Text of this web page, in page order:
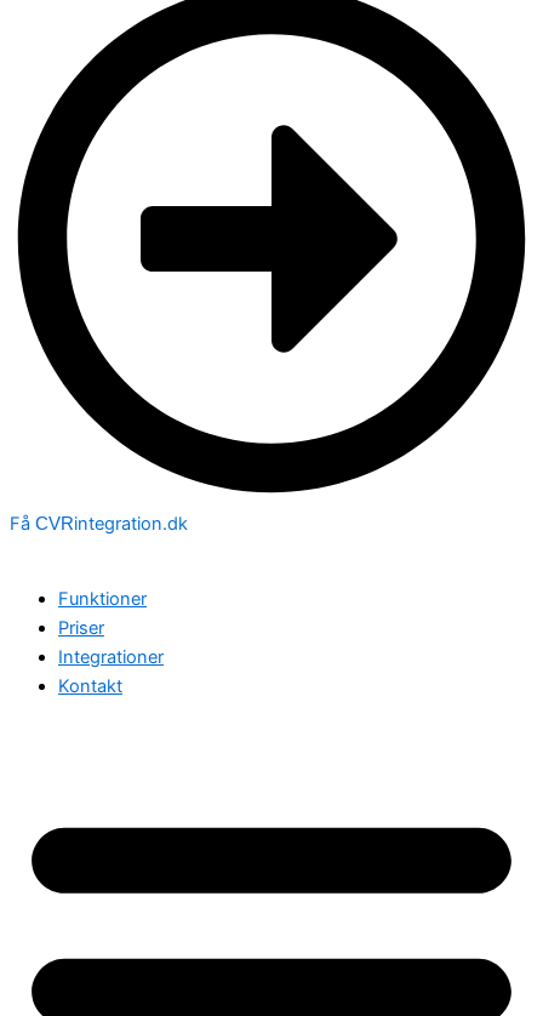
Få CVRintegration.dk
Funktioner
Priser
Integrationer
Kontakt